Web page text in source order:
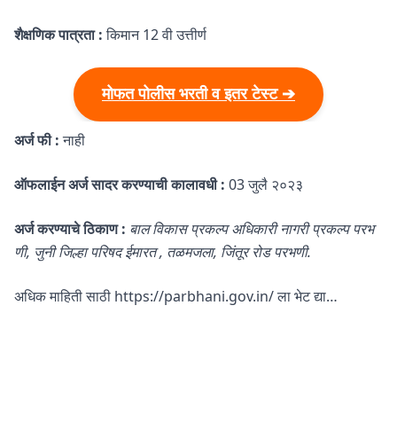
शैक्षणिक पात्रता :किमान 12 वी उत्तीर्ण
मोफत पोलीस भरती व इतर टेस्ट ➔
अर्ज फी :नाही
ऑफलाईन अर्ज सादर करण्याची कालावधी : 03 जुलै २०२३
अर्ज करण्याचे ठिकाण : बाल विकास प्रकल्प अधिकारी नागरी प्रकल्प परभ
णी, जुनी जिल्हा परिषद ईमारत , तळमजला, जिंतूर रोड परभणी.
अधिक माहिती साठी https://parbhani.gov.in/ ला भेट द्या…